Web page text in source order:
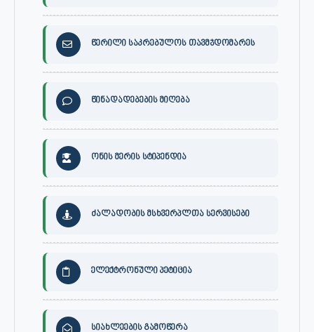
წერილი საკრებულოს თავმჯდომარეს
წინადადებების მიღება
ონის მერის სტიპენდია
ძალადობის მსხვერპლთა სერვისები
ელექტრონული პეტიცია
სიახლეების გამოწერა